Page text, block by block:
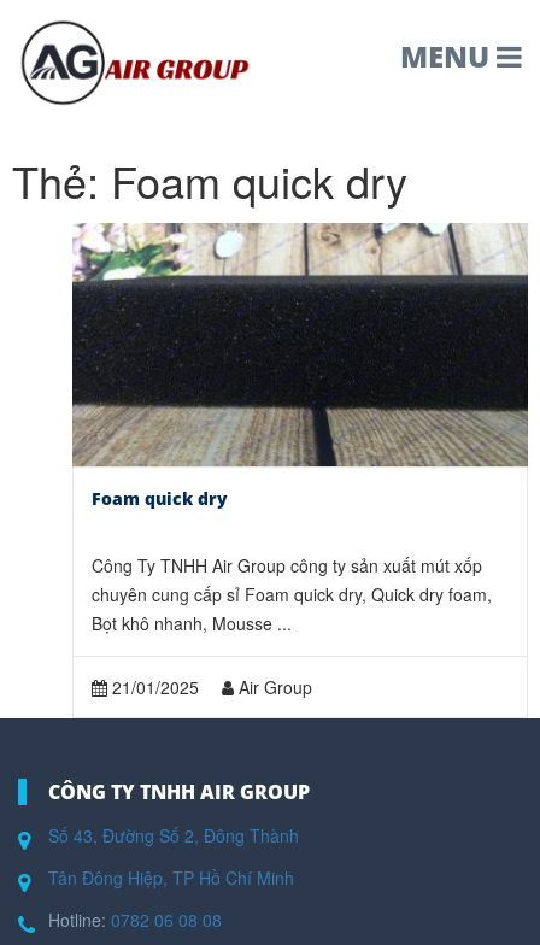
MENU
Thẻ: Foam quick dry
Foam quick dry
Công Ty TNHH Air Group công ty sản xuất mút xốp
chuyên cung cấp sỉ Foam quick dry, Quick dry foam,
Bọt khô nhanh, Mousse ...
21/01/2025 Air Group
CÔNG TY TNHH AIR GROUP
Số 43, Đường Số 2, Đông Thành
Tân Đông Hiệp, TP Hồ Chí Minh
Hotline: 0782 06 08 08